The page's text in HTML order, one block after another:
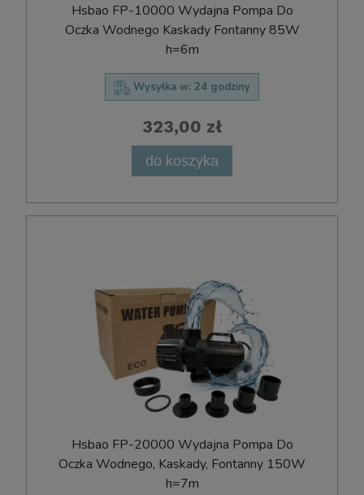
Hsbao FP-10000 Wydajna Pompa Do
Oczka Wodnego Kaskady Fontanny 85W
h=6m
Wysyłka w: 24 godziny
323,00 zł
do koszyka
Hsbao FP-20000 Wydajna Pompa Do
Oczka Wodnego, Kaskady, Fontanny 150W
h=7m